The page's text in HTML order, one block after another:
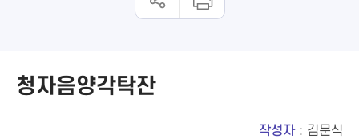
청자음양각탁잔
작성자: 김문식